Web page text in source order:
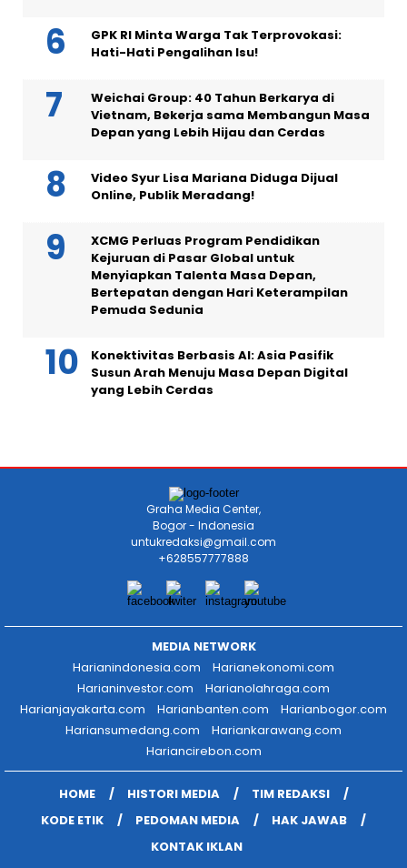
GPK RI Minta Warga Tak Terprovokasi:
Hati-Hati Pengalihan Isu!
Weichai Group: 40 Tahun Berkarya di
Vietnam, Bekerja sama Membangun Masa
Depan yang Lebih Hijau dan Cerdas
Video Syur Lisa Mariana Diduga Dijual
Online, Publik Meradang!
XCMG Perluas Program Pendidikan
Kejuruan di Pasar Global untuk
Menyiapkan Talenta Masa Depan,
Bertepatan dengan Hari Keterampilan
Pemuda Sedunia
Konektivitas Berbasis AI: Asia Pasifik
Susun Arah Menuju Masa Depan Digital
yang Lebih Cerdas
Graha Media Center,
Bogor - Indonesia
untukredaksi@gmail.com
+628557777888
MEDIA NETWORK
Harianindonesia.com
Harianekonomi.com
Harianinvestor.com
Harianolahraga.com
Harianjayakarta.com
Harianbanten.com
Harianbogor.com
Hariansumedang.com
Hariankarawang.com
Hariancirebon.com
HOME HISTORI MEDIA
TIM REDAKSI
KODE ETIK
PEDOMAN MEDIA
HAK JAWAB
KONTAK IKLAN